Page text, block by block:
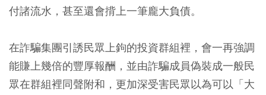
付諸流水，甚至還會揹上一筆龐大負債。
在詐騙集團引誘民眾上鉤的投資群組裡，會一再強調
能賺上幾倍的豐厚報酬，並由詐騙成員偽裝成一般民
眾在群組裡同聲附和，更加深受害民眾以為可以「大